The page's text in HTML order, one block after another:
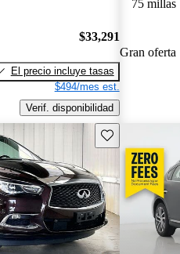
$33,291
El precio incluye tasas
$494/mes est.
Verif. disponibilidad
75 millas
Gran oferta
Guarda este Aviso